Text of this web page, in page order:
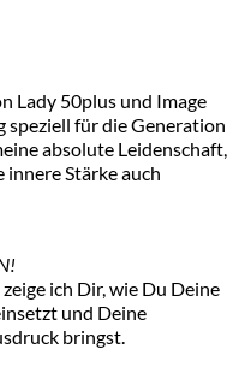
Lady 50plus und Image
speziell für die Generation
absolute Leidenschaft,
innere Stärke auch
ich Dir, wie Du Deine
und Deine
bringst.